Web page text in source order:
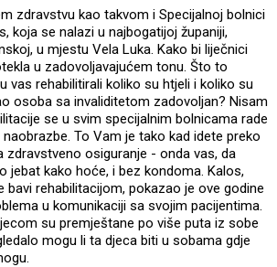
zdravstvu kao takvom i Specijalnoj bolnici
koja se nalazi u najbogatijoj županiji,
u mjestu Vela Luka. Kako bi liječnici
u zadovoljavajućem tonu. Što to
vas rehabilitirali koliko su htjeli i koliko su
osoba sa invaliditetom zadovoljan? Nisam
se u svim specijalnim bolnicama rade
To Vam je tako kad idete preko
zdravstveno osiguranje - onda vas, da
jebat kako hoće, i bez kondoma. Kalos,
bavi rehabilitacijom, pokazao je ove godine
u komunikaciji sa svojim pacijentima.
su premještane po više puta iz sobe
mogu li ta djeca biti u sobama gdje